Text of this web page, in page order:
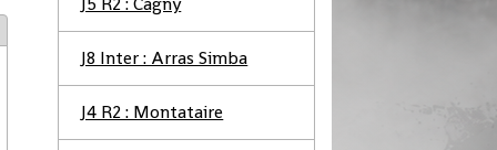
J8 Inter : Arras Simba
J4 R2 : Montataire